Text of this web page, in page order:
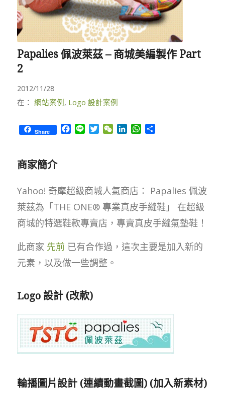
Papalies 佩波萊茲 – 商城美編製作 Part
2
2012/11/28
在： 網站案例, Logo 設計案例
Share Facebook
LineTwitterWeChatLinkedInWhatsApp
Share
商家簡介
Yahoo! 奇摩超級商城人氣商店： Papalies 佩波
萊茲為「THE ONE® 專業真皮手縫鞋」 在超級
商城的特選鞋款專賣店，專賣真皮手縫氣墊鞋！
此商家 先前 已有合作過，這次主要是加入新的
元素，以及做一些調整。
Logo 設計 (改款)
輪播圖片設計 (連續動畫截圖) (加入新素材)